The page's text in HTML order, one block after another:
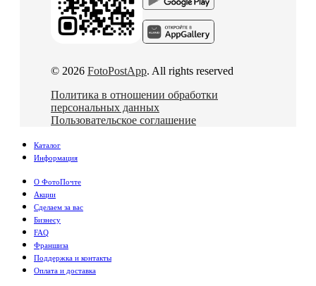
© 2026 FotoPostApp. All rights reserved
Политика в отношении обработки
персональных данных
Пользовательское соглашение
Каталог
Информация
О ФотоПочте
Акции
Сделаем за вас
Бизнесу
FAQ
Франшиза
Поддержка и контакты
Оплата и доставка